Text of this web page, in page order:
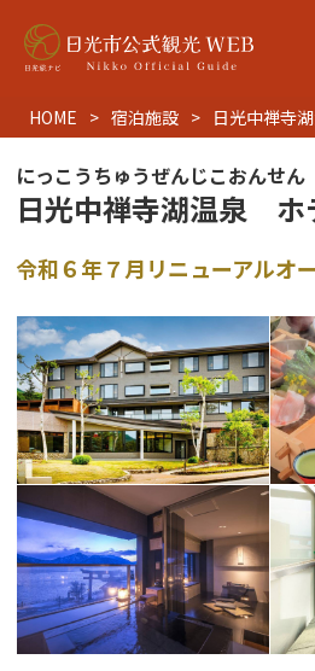
HOME 宿泊施設 日光中禅寺
にっこうちゅうぜんじこおんせ
日光中禅寺湖温泉 ホ
令和６年７月リニューアルオ